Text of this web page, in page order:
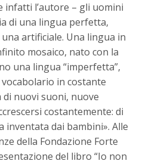
infatti l’autore – gli uomini
di una lingua perfetta,
artificiale. Una lingua in
mosaico, nato con la
una lingua “imperfetta”,
in costante
di nuovi suoni, nuove
costantemente: di
inventata dai bambini». Alle
della Fondazione Forte
del libro “Io non